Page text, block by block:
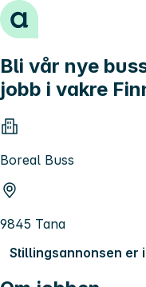
Hopp til innhold
Bli vår nye
jobb i vakre
Boreal Buss
9845 Tana
Stillingsannonsen er